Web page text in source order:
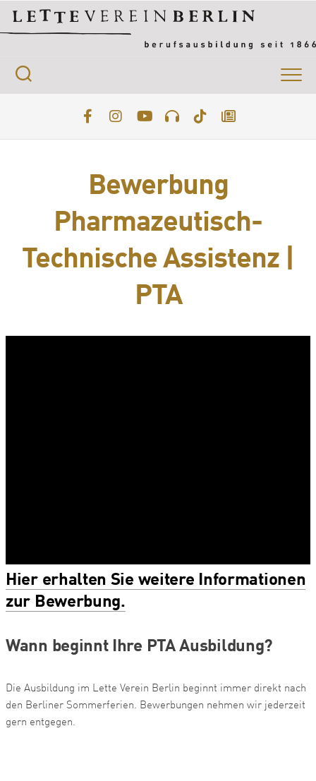
content
Bewerbung
Pharmazeutisch-
Technische Assistenz |
PTA
Hier erhalten Sie weitere Informationen
zur Bewerbung.
Wann beginnt Ihre PTA Ausbildung?
Die Ausbildung im Lette Verein Berlin beginnt immer direkt nach
den Berliner Sommerferien. Bewerbungen nehmen wir jederzeit
gern entgegen.